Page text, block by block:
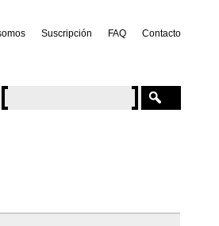
Suscripción FAQ Contacto